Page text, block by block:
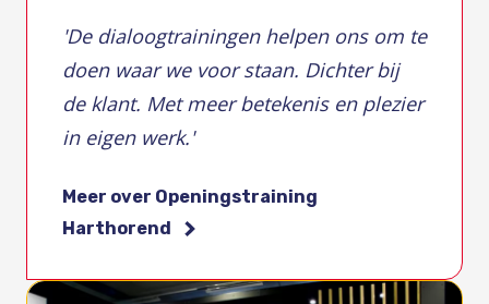
'De dialoogtrainingen helpen ons om te
doen waar we voor staan. Dichter bij
de klant. Met meer betekenis en plezier
in eigen werk.'
Meer over Openingstraining
Harthorend